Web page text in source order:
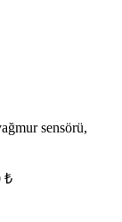
sensörü,
₺